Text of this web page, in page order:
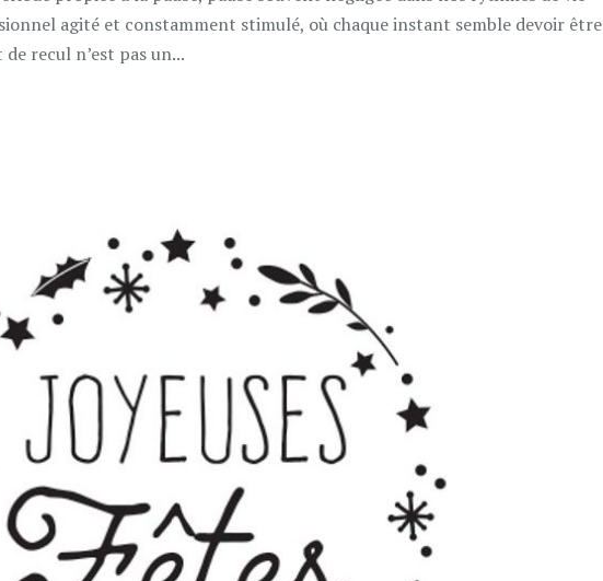
agité et constamment stimulé, où chaque instant semble devoir être
recul n’est pas un...